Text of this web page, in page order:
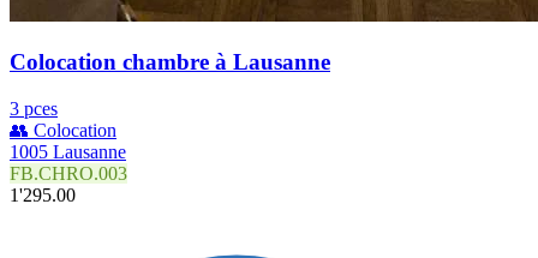
Colocation chambre à Lausanne
3 pces
👥 Colocation
1005 Lausanne
FB.CHRO.003
1'295.00